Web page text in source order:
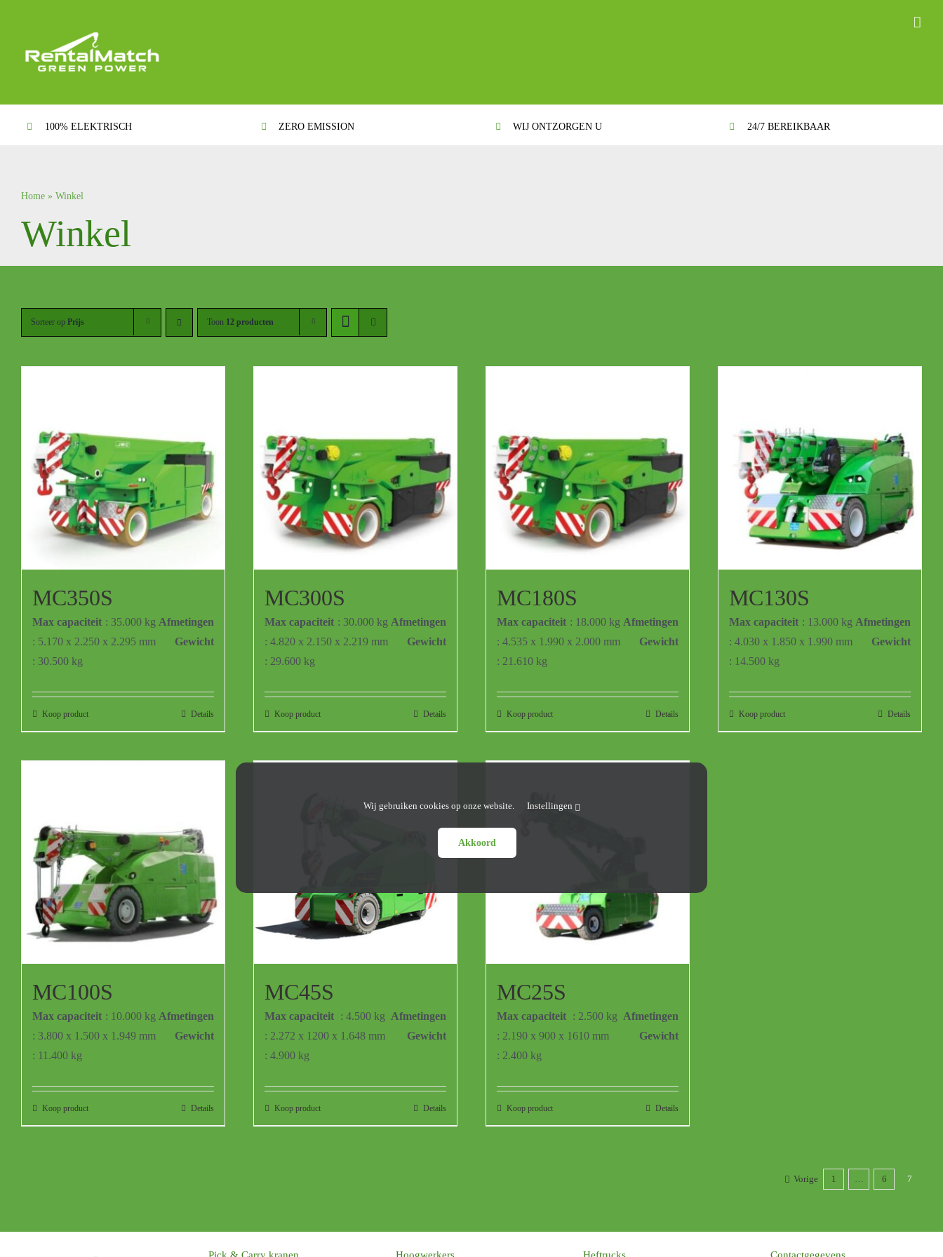
inhoud
100% ELEKTRISCH ZERO EMISSION WIJ ONTZORGEN U 24/7 BEREIKBAAR
Home» Winkel
Winkel
Sorteer op Prijs Toon 12 producten
MC350S
Max capaciteit : 35.000 kg Afmetingen
: 5.170 x 2.250 x 2.295 mm
Gewicht
: 30.500 kg
Koop product Details
MC300S
Max capaciteit : 30.000 kg Afmetingen
: 4.820 x 2.150 x 2.219 mm
Gewicht
: 29.600 kg
Koop product Details
MC180S
Max capaciteit : 18.000 kg Afmetingen
: 4.535 x 1.990 x 2.000 mm
Gewicht
: 21.610 kg
Koop product Details
MC130S
Max capaciteit : 13.000 kg Afmetingen
: 4.030 x 1.850 x 1.990 mm
Gewicht
: 14.500 kg
Koop product Details
MC100S
Max capaciteit : 10.000 kg Afmetingen
: 3.800 x 1.500 x 1.949 mm
Gewicht
: 11.400 kg
Koop product Details
MC45S
Max capaciteit : 4.500 kg Afmetingen
: 2.272 x 1200 x 1.648 mm
Gewicht
: 4.900 kg
Koop product Details
MC25S
Max capaciteit : 2.500 kg Afmetingen
: 2.190 x 900 x 1610 mm
Gewicht
: 2.400 kg
Koop product Details
Vorige 1 6 7
Wij gebruiken cookies op onze website. Instellingen
Akkoord